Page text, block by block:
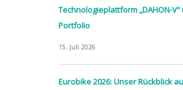
Technologieplattform „DAHON-
Portfolio
15. Juli 2026
Eurobike 2026: Unser Rückblick